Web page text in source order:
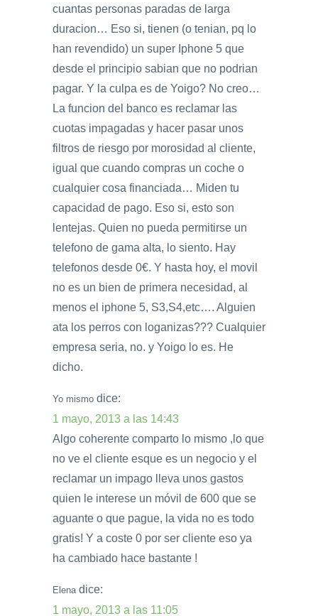
cuantas personas paradas de larga
duracion… Eso si, tienen (o tenian, pq lo
han revendido) un super Iphone 5 que
desde el principio sabian que no podrian
pagar. Y la culpa es de Yoigo? No creo…
La funcion del banco es reclamar las
cuotas impagadas y hacer pasar unos
filtros de riesgo por morosidad al cliente,
igual que cuando compras un coche o
cualquier cosa financiada… Miden tu
capacidad de pago. Eso si, esto son
lentejas. Quien no pueda permitirse un
telefono de gama alta, lo siento. Hay
telefonos desde 0€. Y hasta hoy, el movil
no es un bien de primera necesidad, al
menos el iphone 5, S3,S4,etc…. Alguien
ata los perros con loganizas??? Cualquier
empresa seria, no. y Yoigo lo es. He
dicho.
Yo mismo dice:
1 mayo, 2013 a las 14:43
Algo coherente comparto lo mismo ,lo que
no ve el cliente esque es un negocio y el
reclamar un impago lleva unos gastos
quien le interese un móvil de 600 que se
aguante o que pague, la vida no es todo
gratis! Y a coste 0 por ser cliente eso ya
ha cambiado hace bastante !
Elena dice:
1 mayo, 2013 a las 11:05